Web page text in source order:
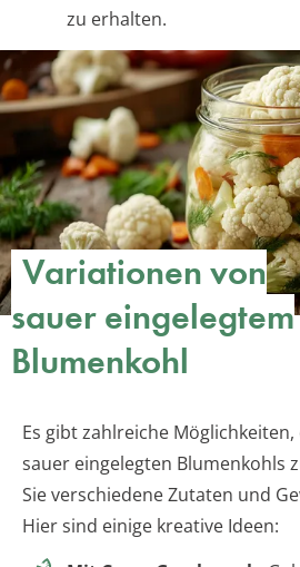
zu erhalten.
Variationen von
sauer eingelegtem
Blumenkohl
Es gibt zahlreiche
sauer eingelegten Blumenkohls
Sie verschiedene Zutaten und
Hier sind einige kreative Ideen: